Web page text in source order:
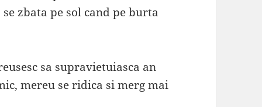
zbata pe sol cand pe burta
sa supravietuiasca an
mereu se ridica si merg mai